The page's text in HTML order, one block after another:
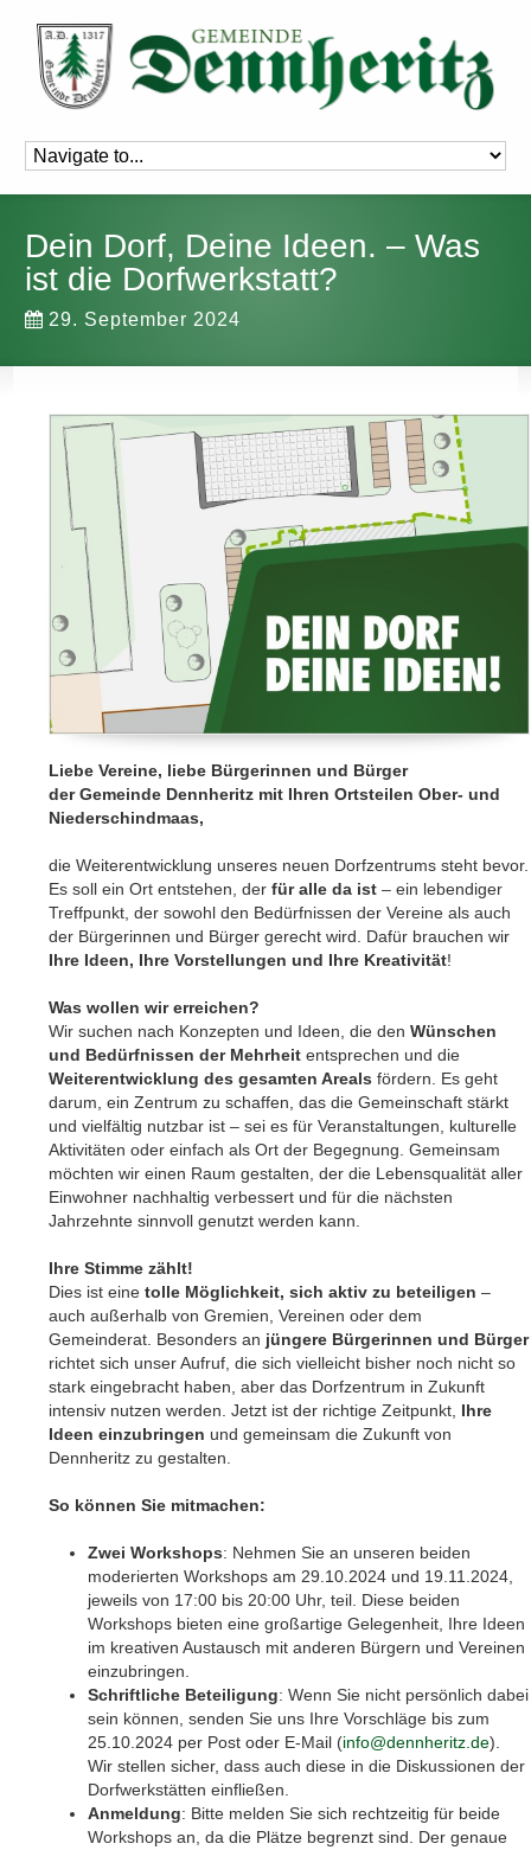
Dein Dorf, Deine Ideen. – Was
ist die Dorfwerkstatt?
29. September 2024
Liebe Vereine, liebe Bürgerinnen und Bürger
der Gemeinde Dennheritz mit Ihren Ortsteilen Ober- und
Niederschindmaas,
die Weiterentwicklung unseres neuen Dorfzentrums steht bevor.
Es soll ein Ort entstehen, derfür alle da ist – ein lebendiger
Treffpunkt, der sowohl den Bedürfnissen der Vereine als auch
der Bürgerinnen und Bürger gerecht wird. Dafür brauchen wir
Ihre Ideen, Ihre Vorstellungen und Ihre Kreativität!
Was wollen wir erreichen?
Wir suchen nach Konzepten und Ideen, die denWünschen
und Bedürfnissen der Mehrheit entsprechen und die
Weiterentwicklung des gesamten Areals fördern. Es geht
darum, ein Zentrum zu schaffen, das die Gemeinschaft stärkt
und vielfältig nutzbar ist – sei es für Veranstaltungen, kulturelle
Aktivitäten oder einfach als Ort der Begegnung. Gemeinsam
möchten wir einen Raum gestalten, der die Lebensqualität aller
Einwohner nachhaltig verbessert und für die nächsten
Jahrzehnte sinnvoll genutzt werden kann.
Ihre Stimme zählt!
Dies ist einetolle Möglichkeit, sich aktiv zu beteiligen –
auch außerhalb von Gremien, Vereinen oder dem
Gemeinderat. Besonders an jüngere Bürgerinnen und Bürger
richtet sich unser Aufruf, die sich vielleicht bisher noch nicht so
stark eingebracht haben, aber das Dorfzentrum in Zukunft
intensiv nutzen werden. Jetzt ist der richtige Zeitpunkt, Ihre
Ideen einzubringen und gemeinsam die Zukunft von
Dennheritz zu gestalten.
So können Sie mitmachen:
Zwei Workshops: Nehmen Sie an unseren beiden
moderierten Workshops am 29.10.2024 und 19.11.2024,
jeweils von 17:00 bis 20:00 Uhr, teil. Diese beiden
Workshops bieten eine großartige Gelegenheit, Ihre Ideen
im kreativen Austausch mit anderen Bürgern und Vereinen
einzubringen.
Schriftliche Beteiligung: Wenn Sie nicht persönlich dabei
sein können, senden Sie uns Ihre Vorschläge bis zum
25.10.2024 per Post oder E-Mail (info@dennheritz.de).
Wir stellen sicher, dass auch diese in die Diskussionen der
Dorfwerkstätten einfließen.
Anmeldung: Bitte melden Sie sich rechtzeitig für beide
Workshops an, da die Plätze begrenzt sind. Der genaue